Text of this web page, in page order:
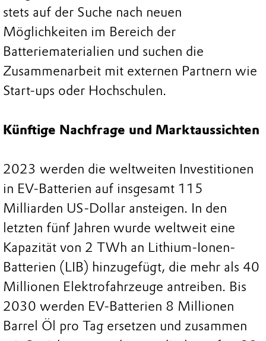
stets auf der Suche nach neuen
Möglichkeiten im Bereich der
Batteriematerialien und suchen die
Zusammenarbeit mit externen Partnern wie
Start-ups oder Hochschulen.
Künftige Nachfrage und Marktaussichten
2023 werden die weltweiten Investitionen
in EV-Batterien auf insgesamt 115
Milliarden US-Dollar ansteigen. In den
letzten fünf Jahren wurde weltweit eine
Kapazität von 2 TWh an Lithium-Ionen-
Batterien (LIB) hinzugefügt, die mehr als 40
Millionen Elektrofahrzeuge antreiben. Bis
2030 werden EV-Batterien 8 Millionen
Barrel Öl pro Tag ersetzen und zusammen